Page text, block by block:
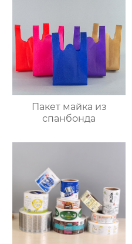
Пакет майка из
спанбонда